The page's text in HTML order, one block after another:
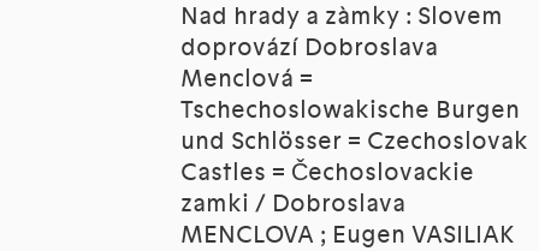
Nad hrady a zàmky : Slovem
doprovází Dobroslava
Menclová =
Tschechoslowakische Burgen
und Schlösser = Czechoslovak
Castles = Čechoslovackie
zamki / Dobroslava
MENCLOVA ; Eugen VASILIAK